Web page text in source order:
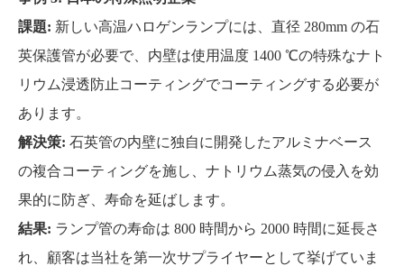
課題: 新しい高温ハロゲンランプには、直径 280mm の石
英保護管が必要で、内壁は使用温度 1400 ℃の特殊なナト
リウム浸透防止コーティングでコーティングする必要が
あります。
解決策: 石英管の内壁に独自に開発したアルミナベース
の複合コーティングを施し、ナトリウム蒸気の侵入を効
果的に防ぎ、寿命を延ばします。
結果: ランプ管の寿命は 800 時間から 2000 時間に延長さ
れ、顧客は当社を第一次サプライヤーとして挙げていま